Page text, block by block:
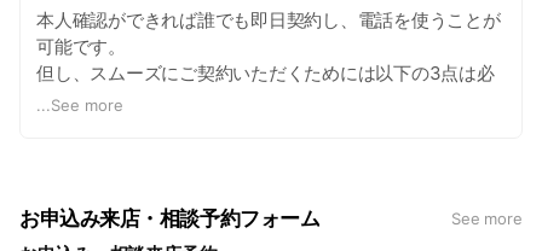
本人確認ができれば誰でも即日契約し、電話を使うことが
可能です。
但し、スムーズにご契約いただくためには以下の3点は必
要です。
②銀行のキャッシュカード（なければ通帳と銀行印）
③初期費用（プランにより変わります。最安で約3,500円
...See more
お申込み来店・相談予約フォーム See more